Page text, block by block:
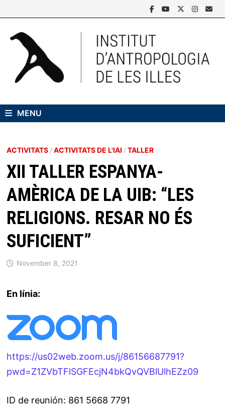
to
content
MENU
ACTIVITATS /ACTIVITATS DE L'IAI /TALLER
XII TALLER ESPANYA-
AMÈRICA DE LA UIB: “LES
RELIGIONS. RESAR NO ÉS
SUFICIENT”
November 8, 2021
En línia:
https://us02web.zoom.us/j/86156687791?
pwd=Z1ZVbTFlSGFEcjN4bkQvQVBlUlhEZz09
ID de reunión: 861 5668 7791